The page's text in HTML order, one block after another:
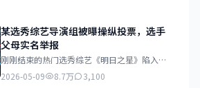
某选秀综艺导演组被曝操纵投票，选手
父母实名举报
刚刚结束的热门选秀综艺《明日之星》陷入投
票造假风波。三名被淘汰选手的父母联合向广
电总局实名举报，称导演组存在严重操纵投票
2026-05-09 8.7万 3,100